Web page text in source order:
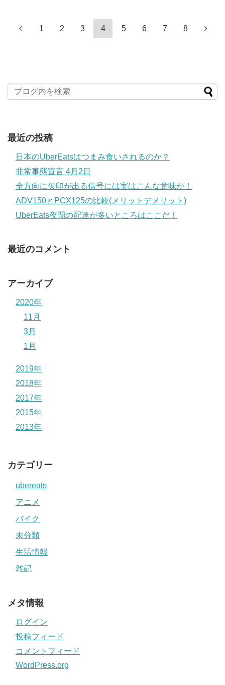
1 2 3 4 5 6 7 8
最近の投稿
日本のUberEatsはつまみ食いされるのか？
非常事態宣言 4月2日
全方向に矢印が出る信号には実はこんな意味が！
ADV150とPCX125の比較(メリットデメリット)
UberEats夜間の配達が多いところはここだ！
最近のコメント
アーカイブ
2020年
11月
3月
1月
2019年
2018年
2017年
2015年
2013年
カテゴリー
ubereats
アニメ
バイク
未分類
生活情報
雑記
メタ情報
ログイン
投稿フィード
コメントフィード
WordPress.org